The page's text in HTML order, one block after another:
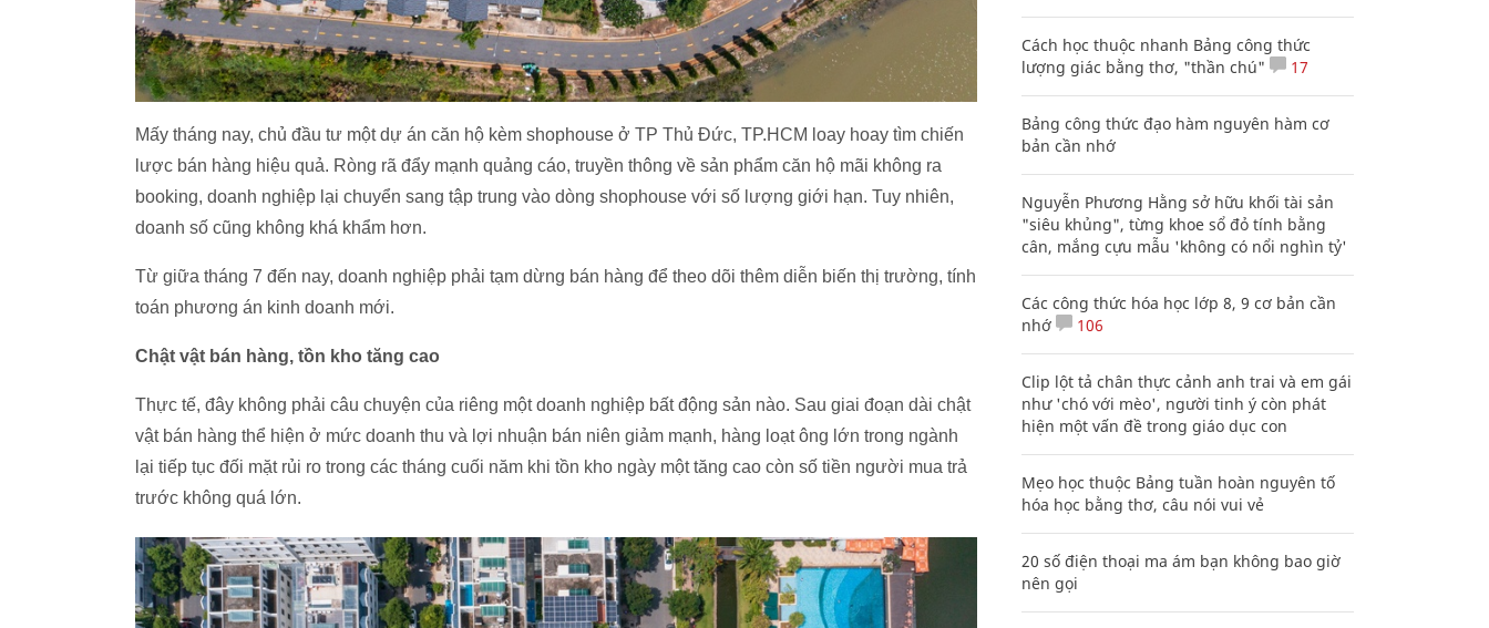
Mấy tháng nay, chủ đầu tư một dự án căn hộ kèm shophouse ở TP Thủ Đức, TP.HCM loay hoay tìm chiến
lược bán hàng hiệu quả. Ròng rã đẩy mạnh quảng cáo, truyền thông về sản phẩm căn hộ mãi không ra
booking, doanh nghiệp lại chuyển sang tập trung vào dòng shophouse với số lượng giới hạn. Tuy nhiên,
doanh số cũng không khá khẩm hơn.
Từ giữa tháng 7 đến nay, doanh nghiệp phải tạm dừng bán hàng để theo dõi thêm diễn biến thị trường, tính
toán phương án kinh doanh mới.
Chật vật bán hàng, tồn kho tăng cao
Thực tế, đây không phải câu chuyện của riêng một doanh nghiệp bất động sản nào. Sau giai đoạn dài chật
vật bán hàng thể hiện ở mức doanh thu và lợi nhuận bán niên giảm mạnh, hàng loạt ông lớn trong ngành
lại tiếp tục đối mặt rủi ro trong các tháng cuối năm khi tồn kho ngày một tăng cao còn số tiền người mua trả
trước không quá lớn.
Cách học thuộc nhanh Bảng công thức
lượng giác bằng thơ, "thần chú"
17
Bảng công thức đạo hàm nguyên hàm cơ
bản cần nhớ
Nguyễn Phương Hằng sở hữu khối tài sản
"siêu khủng", từng khoe sổ đỏ tính bằng
cân, mắng cựu mẫu 'không có nổi nghìn tỷ'
Các công thức hóa học lớp 8, 9 cơ bản cần
nhớ
106
Clip lột tả chân thực cảnh anh trai và em gái
như 'chó với mèo', người tinh ý còn phát
hiện một vấn đề trong giáo dục con
Mẹo học thuộc Bảng tuần hoàn nguyên tố
hóa học bằng thơ, câu nói vui vẻ
20 số điện thoại ma ám bạn không bao giờ
nên gọi